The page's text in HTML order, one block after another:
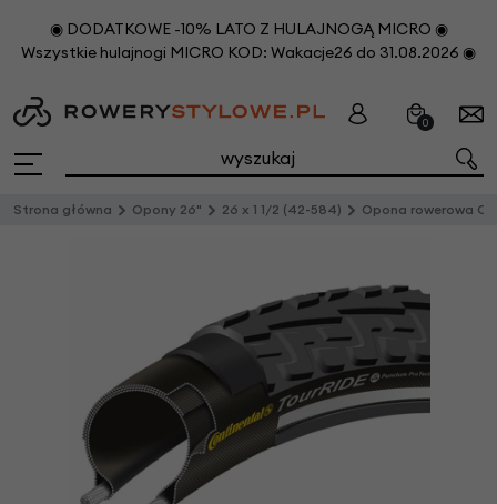
◉ DODATKOWE -10% LATO Z HULAJNOGĄ MICRO ◉
Wszystkie hulajnogi MICRO KOD: Wakacje26 do 31.08.2026 ◉
0
Strona główna Opony 26" 26 x 1 1/2 (42-584) Opona rowerowa Continental Tour Ride 26” z 1 1/2”